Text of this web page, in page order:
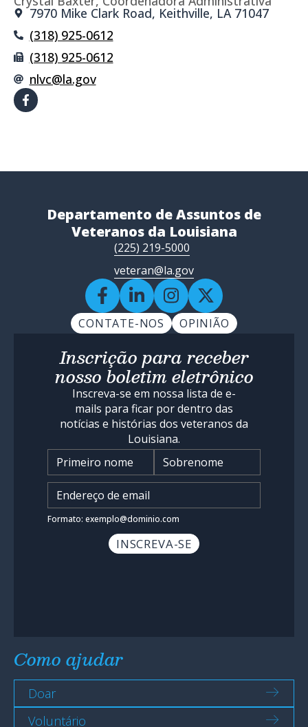
7970 Mike Clark Road, Keithville, LA 71047
(318) 925-0612
(318) 925-0612
nlvc@la.gov
Departamento de Assuntos de
Veteranos da Louisiana
(225) 219-5000
veteran@la.gov
CONTATE-NOS OPINIÃO
Inscrição para receber
nosso boletim eletrônico
Inscreva-se em nossa lista de e-
mails para ficar por dentro das
notícias e histórias dos veteranos da
Louisiana.
Nome
Insira o endereço de e-mail
Formato: exemplo@dominio.com
Como ajudar
Doar
Voluntário